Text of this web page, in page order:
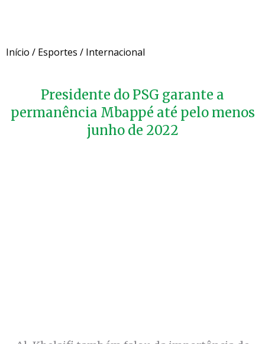
Início / Esportes / Internacional
Presidente do PSG garante a
permanência Mbappé até pelo menos
junho de 2022